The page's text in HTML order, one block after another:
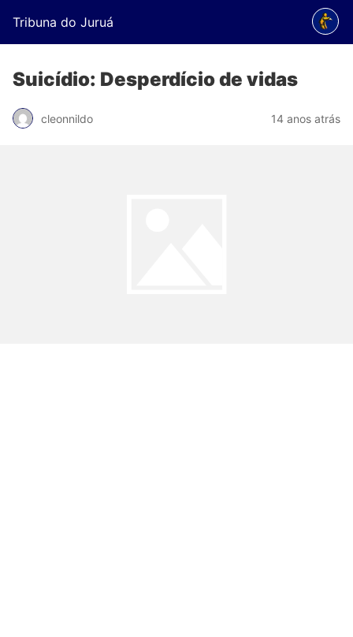
Tribuna do Juruá
Suicídio: Desperdício de vidas
cleonnildo 14 anos atrás